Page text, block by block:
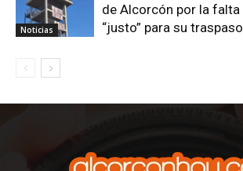
Noticias
de Alcorcón por la falta
“justo” para su traspaso